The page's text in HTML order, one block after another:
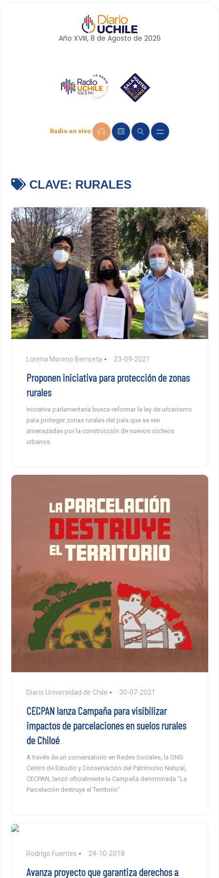
Año XVIII, 8 de Agosto de 2026
Radio en vivo
CLAVE: RURALES
Lorena Moreno Berroeta 23-09-2021
Proponen iniciativa para protección de zonas
rurales
Iniciativa parlamentaria busca reformar la ley de urbanismo
para proteger zonas rurales del país que se ven
amenazadas por la construcción de nuevos núcleos
urbanos.
Diario Universidad de Chile 30-07-2021
CECPAN lanza Campaña para visibilizar
impactos de parcelaciones en suelos rurales
de Chiloé
A través de un conversatorio en Redes Sociales, la ONG
Centro de Estudio y Conservación del Patrimonio Natural,
CECPAN, lanzó oficialmente la Campaña denominada “La
Parcelación destruye el Territorio”
Rodrigo Fuentes 24-10-2018
Avanza proyecto que garantiza derechos a